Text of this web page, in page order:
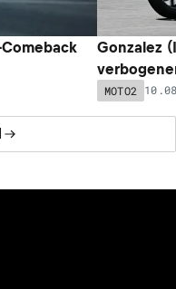
Gonzalez
MOTO2